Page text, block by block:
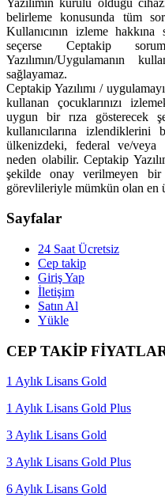
belirleme konusunda tüm
Kullanıcının izleme
seçerse Ceptakip
Yazılımın/Uygulamanın
sağlayamaz.
Ceptakip Yazılımı /
kullanan çocuklarınızı
uygun bir rıza gösterecek
kullanıcılarına izlendiklerini
ülkenizdeki, federal ve/veya
neden olabilir. Ceptakip
şekilde onay verilmeyen bir
görevlileriyle mümkün olan en
Sayfalar
24 Saat Ücretsiz
Cep takip
Giriş Yap
İletişim
Satın Al
Yükle
CEP TAKİP
1 Aylık Lisans Gold
1 Aylık Lisans Gold Plus
3 Aylık Lisans Gold
3 Aylık Lisans Gold Plus
6 Aylık Lisans Gold